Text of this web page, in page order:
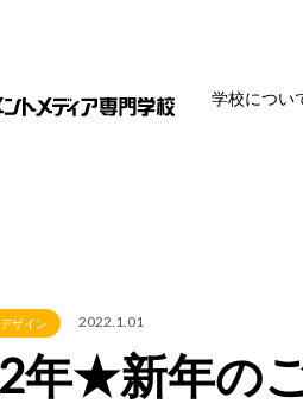
学校につい
ザイン 2022.1.01
年★新年の